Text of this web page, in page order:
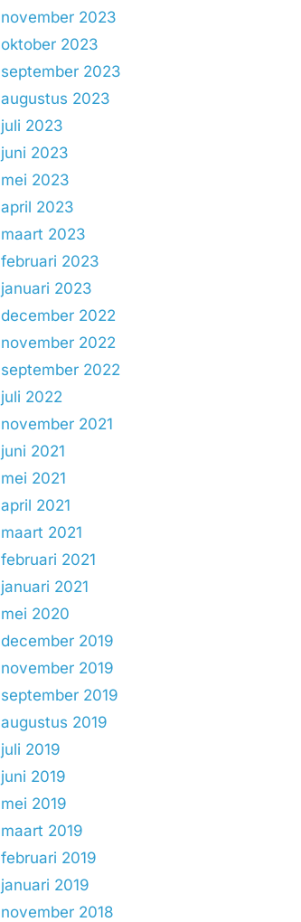
november 2023
oktober 2023
september 2023
augustus 2023
juli 2023
juni 2023
mei 2023
april 2023
maart 2023
februari 2023
januari 2023
december 2022
november 2022
september 2022
juli 2022
november 2021
juni 2021
mei 2021
april 2021
maart 2021
februari 2021
januari 2021
mei 2020
december 2019
november 2019
september 2019
augustus 2019
juli 2019
juni 2019
mei 2019
maart 2019
februari 2019
januari 2019
november 2018